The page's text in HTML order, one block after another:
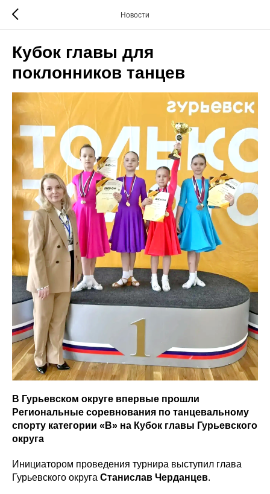
Новости
Кубок главы для
поклонников танцев
В Гурьевском округе впервые прошли
Региональные соревнования по танцевальному
спорту категории «В» на Кубок главы Гурьевского
округа
Инициатором проведения турнира выступил глава
Гурьевского округа Станислав Черданцев.